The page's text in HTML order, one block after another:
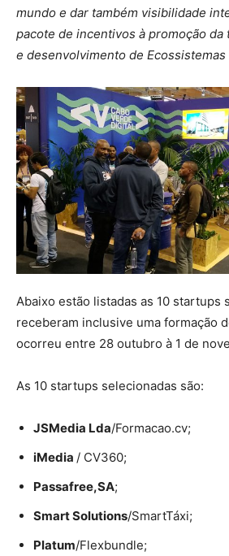
mundo e dar também visibilidade
pacote de incentivos à promoção
e desenvolvimento de Ecossistemas
Abaixo estão listadas as 10 startups
receberam inclusive uma formação
ocorreu entre 28 outubro à 1 de
As 10 startups selecionadas são:
JSMedia Lda/Formacao.cv;
iMedia / CV360;
Passafree,SA;
Smart Solutions/SmartTáxi;
Platum/Flexbundle;